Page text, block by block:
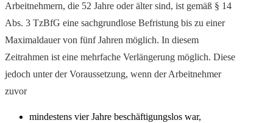
Arbeitnehmern, die 52 Jahre oder älter sind, ist gemäß § 14
Abs. 3 TzBfG eine sachgrundlose Befristung bis zu einer
Maximaldauer von fünf Jahren möglich. In diesem
Zeitrahmen ist eine mehrfache Verlängerung möglich. Diese
jedoch unter der Voraussetzung, wenn der Arbeitnehmer
zuvor
mindestens vier Jahre beschäftigungslos war,